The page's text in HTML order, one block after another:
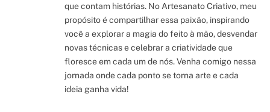
que contam histórias. No Artesanato Criativo, meu
propósito é compartilhar essa paixão, inspirando
você a explorar a magia do feito à mão, desvendar
novas técnicas e celebrar a criatividade que
floresce em cada um de nós. Venha comigo nessa
jornada onde cada ponto se torna arte e cada
ideia ganha vida!